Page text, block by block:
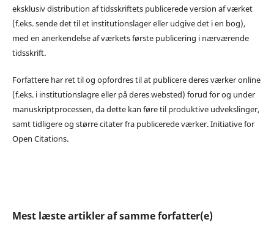
eksklusiv distribution af tidsskriftets publicerede version af værket
(f.eks. sende det til et institutionslager eller udgive det i en bog),
med en anerkendelse af værkets første publicering i nærværende
tidsskrift.
Forfattere har ret til og opfordres til at publicere deres værker online
(f.eks. i institutionslagre eller på deres websted) forud for og under
manuskriptprocessen, da dette kan føre til produktive udvekslinger,
samt tidligere og større citater fra publicerede værker. Initiative for
Open Citations.
Mest læste artikler af samme forfatter(e)